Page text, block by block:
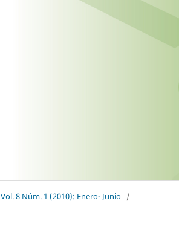
Vol. 8 Núm. 1 (2010): Enero- Junio /